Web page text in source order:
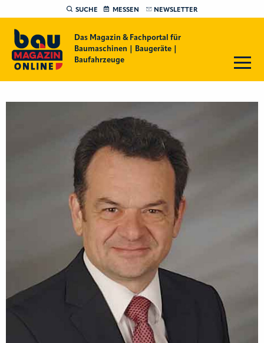
SUCHE MESSEN NEWSLETTER
Das Magazin & Fachportal für
Baumaschinen | Baugeräte |
Baufahrzeuge